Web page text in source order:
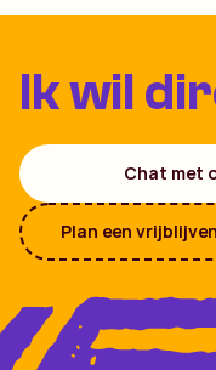
Ik wil
Chat met
Plan een